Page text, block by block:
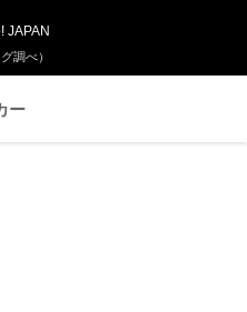
調べ）
JAPAN
ー